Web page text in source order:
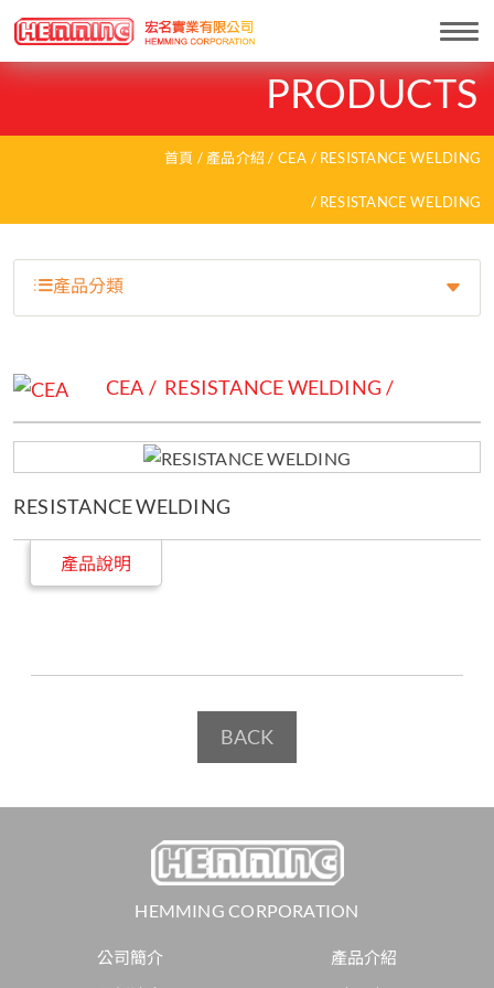
PRODUCTS
首頁 產品介紹 CEA RESISTANCE WELDING
RESISTANCE WELDING
產品分類
CEA RESISTANCE WELDING
RESISTANCE WELDING
產品說明
BACK
HEMMING CORPORATION
公司簡介
產品介紹